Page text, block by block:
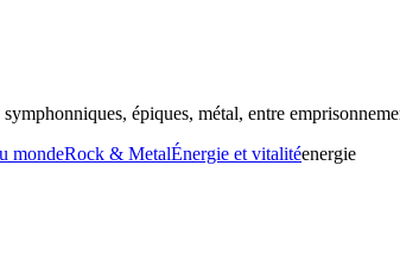
épiques, métal, entre
mondeRock & MetalÉnergie et vitalitéenergie